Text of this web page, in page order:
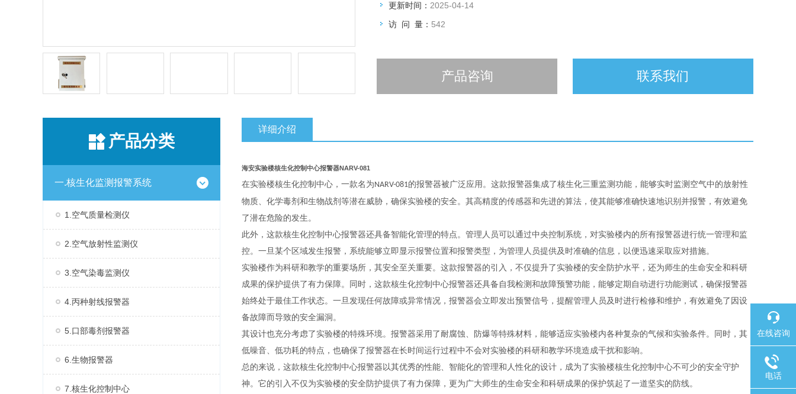
更新时间： 2025-04-14
访 问 量： 542
产品咨询 联系我们
产品分类
一.核生化监测报警系统
1.空气质量检测仪
2.空气放射性监测仪
3.空气染毒监测仪
4.丙种射线报警器
5.口部毒剂报警器
6.生物报警器
7.核生化控制中心
详细介绍
海安实验楼核生化控制中心报警器NARV-081
在实验楼核生化控制中心，一款名为NARV-081的报警器被广泛应用。这款报警器集成了核生化三重监测功能，能够实时监测空气中的放射性
物质、化学毒剂和生物战剂等潜在威胁，确保实验楼的安全。其高精度的传感器和先进的算法，使其能够准确快速地识别并报警，有效避免
了潜在危险的发生。
此外，这款核生化控制中心报警器还具备智能化管理的特点。管理人员可以通过中央控制系统，对实验楼内的所有报警器进行统一管理和监
控。一旦某个区域发生报警，系统能够立即显示报警位置和报警类型，为管理人员提供及时准确的信息，以便迅速采取应对措施。
实验楼作为科研和教学的重要场所，其安全至关重要。这款报警器的引入，不仅提升了实验楼的安全防护水平，还为师生的生命安全和科研
成果的保护提供了有力保障。同时，这款核生化控制中心报警器还具备自我检测和故障预警功能，能够定期自动进行功能测试，确保报警器
始终处于最佳工作状态。一旦发现任何故障或异常情况，报警器会立即发出预警信号，提醒管理人员及时进行检修和维护，有效避免了因设
备故障而导致的安全漏洞。
其设计也充分考虑了实验楼的特殊环境。报警器采用了耐腐蚀、防爆等特殊材料，能够适应实验楼内各种复杂的气候和实验条件。同时，其
低噪音、低功耗的特点，也确保了报警器在长时间运行过程中不会对实验楼的科研和教学环境造成干扰和影响。
总的来说，这款核生化控制中心报警器以其优秀的性能、智能化的管理和人性化的设计，成为了实验楼核生化控制中心不可少的安全守护
神。它的引入不仅为实验楼的安全防护提供了有力保障，更为广大师生的生命安全和科研成果的保护筑起了一道坚实的防线。
在线咨询
电话